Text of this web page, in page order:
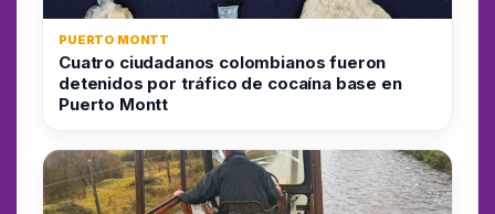
PUERTO MONTT
Cuatro ciudadanos colombianos fueron
detenidos por tráfico de cocaína base en
Puerto Montt